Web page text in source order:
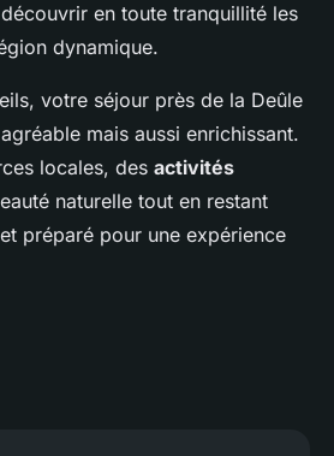
en toute tranquillité les
dynamique.
votre séjour près de la Deûle
mais aussi enrichissant.
locales, des activités
naturelle tout en restant
préparé pour une expérience